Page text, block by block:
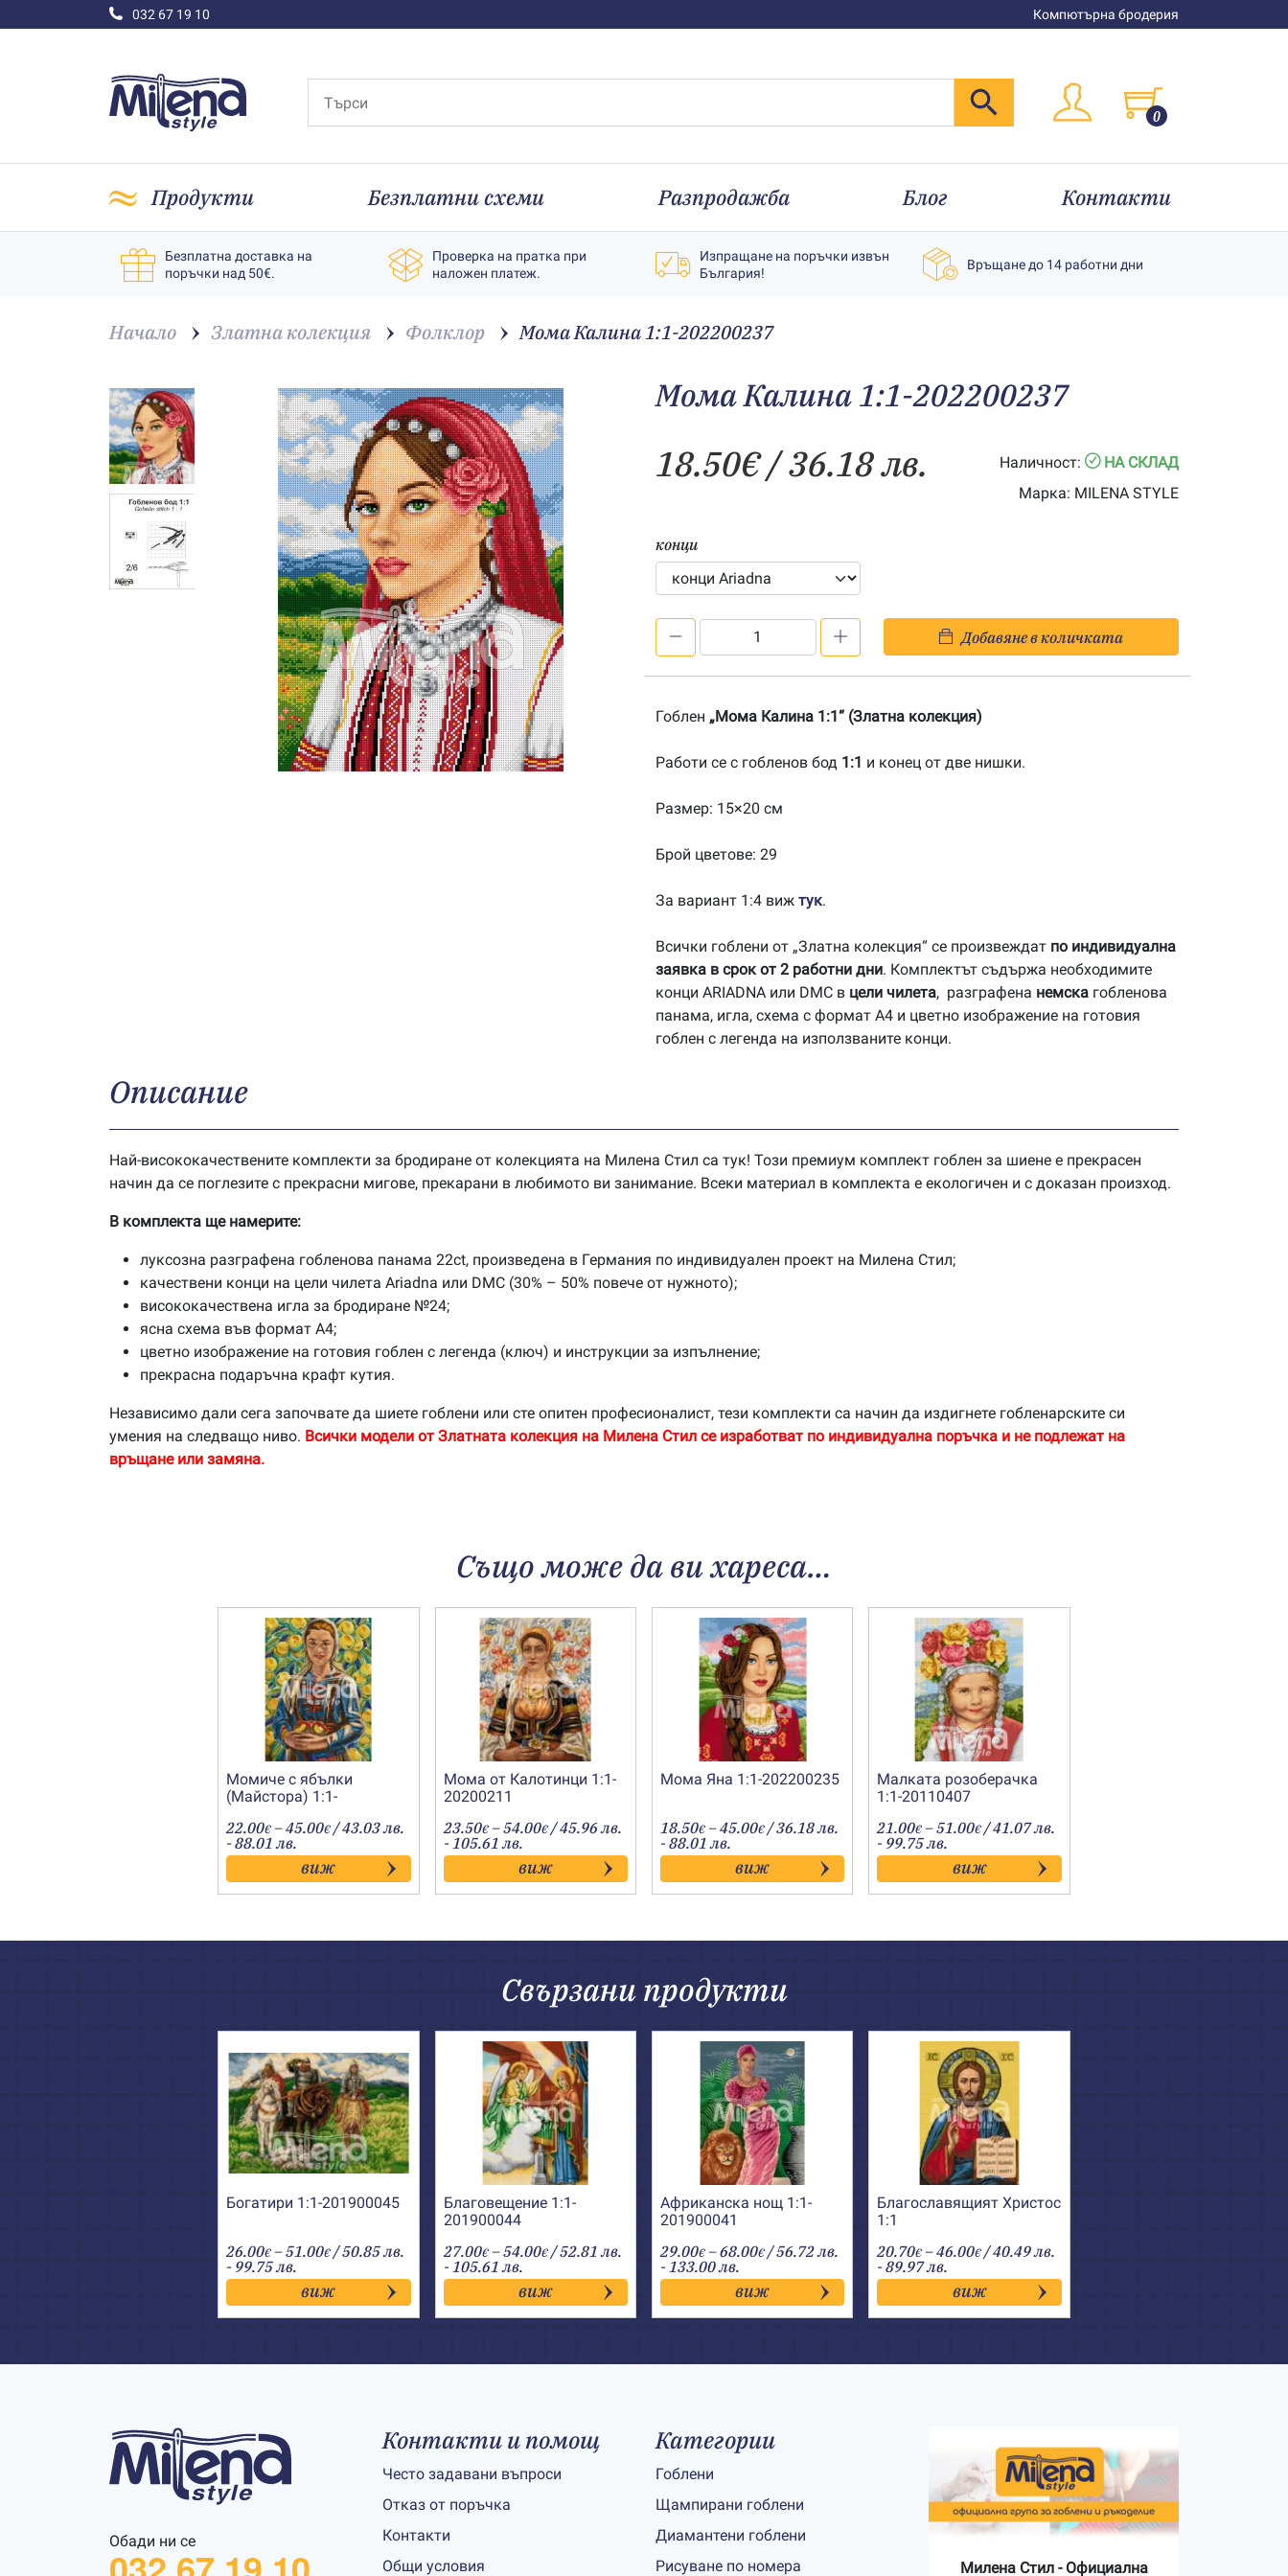
032 67 19 10 Компютърна бродерия
0
Продукти Безплатни схеми Разпродажба Блог Контакти
Безплатна доставка на
поръчки над 50€.
Проверка на пратка при
наложен платеж.
Изпращане на поръчки извън
България!
Връщане до 14 работни дни
Начало Златна колекция Фолклор Мома Калина 1:1-202200237
Мома Калина 1:1-202200237
18.50€/ 36.18 лв. Наличност:
НА СКЛАД
Марка: MILENA STYLE
конци
Калина
202200237
Добавяне в количката
Гоблен „Мома Калина 1:1“ (Златна колекция)
Работи се с гобленов бод 1:1 и конец от две нишки.
Размер: 15×20 см
Брой цветове: 29
За вариант 1:4 виж тук.
Всички гоблени от „Златна колекция“ се произвеждат по индивидуална
заявка в срок от 2 работни дни. Комплектът съдържа необходимите
конци ARIADNA или DMC в цели чилета, разграфена немска гобленова
панама, игла, схема с формат А4 и цветно изображение на готовия
гоблен с легенда на използваните конци.
Описание
Най-висококачествените комплекти за бродиране от колекцията на Милена Стил са тук! Този премиум комплект гоблен за шиене е прекрасен
начин да се поглезите с прекрасни мигове, прекарани в любимото ви занимание. Всеки материал в комплекта е екологичен и с доказан произход.
В комплекта ще намерите:
луксозна разграфена гобленова панама 22ct, произведена в Германия по индивидуален проект на Милена Стил;
качествени конци на цели чилета Ariadna или DMC (30% – 50% повече от нужното);
висококачествена игла за бродиране №24;
ясна схема във формат А4;
цветно изображение на готовия гоблен с легенда (ключ) и инструкции за изпълнение;
прекрасна подаръчна крафт кутия.
Независимо дали сега започвате да шиете гоблени или сте опитен професионалист, тези комплекти са начин да издигнете гобленарските си
умения на следващо ниво. Всички модели от Златната колекция на Милена Стил се изработват по индивидуална поръчка и не подлежат на
връщане или замяна.
Също може да ви хареса…
Момиче с ябълки
(Майстора) 1:1-
22.00€ –45.00€Price
range:
22.00€
through
45.00€
/ 43.03 лв.
- 88.01 лв.
виж
Мома от Калотинци 1:1-
20200211
23.50€ –54.00€Price
range:
23.50€
through
54.00€
/ 45.96 лв.
- 105.61 лв.
виж
Мома Яна 1:1-202200235
18.50€ –45.00€Price
range:
18.50€
through
45.00€
/ 36.18 лв.
- 88.01 лв.
виж
Малката розоберачка
1:1-20110407
21.00€ –51.00€Price
range:
21.00€
through
51.00€
/ 41.07 лв.
- 99.75 лв.
виж
Свързани продукти
Богатири 1:1-201900045
26.00€ –51.00€Price
range:
26.00€
through
51.00€
/ 50.85 лв.
- 99.75 лв.
виж
Благовещение 1:1-
201900044
27.00€ –54.00€Price
range:
27.00€
through
54.00€
/ 52.81 лв.
- 105.61 лв.
виж
Африканска нощ 1:1-
201900041
29.00€ –68.00€Price
range:
29.00€
through
68.00€
/ 56.72 лв.
- 133.00 лв.
виж
Благославящият Христос
1:1
20.70€ –46.00€Price
range:
20.70€
through
46.00€
/ 40.49 лв.
- 89.97 лв.
виж
Обади ни се
Контакти и помощ
Често задавани въпроси
Отказ от поръчка
Контакти
Общи условия
Категории
Гоблени
Щампирани гоблени
Диамантени гоблени
Рисуване по номера
Милена Стил - Официална